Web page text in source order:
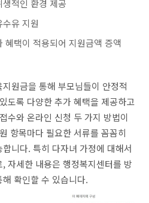
생적인 환경 제공
유 지원
혜택이 적용되어 지원금액 증액
원금을 통해 부모님들이 안정적
도록 다양한 추가 혜택을 제공하고
수와 온라인 신청 두 가지 방법이
항목마다 필요한 서류를 꼼꼼히
니다. 특히 다자녀 가정에 대해서
자세한 내용은 행정복지센터를 방
확인할 수 있습니다.